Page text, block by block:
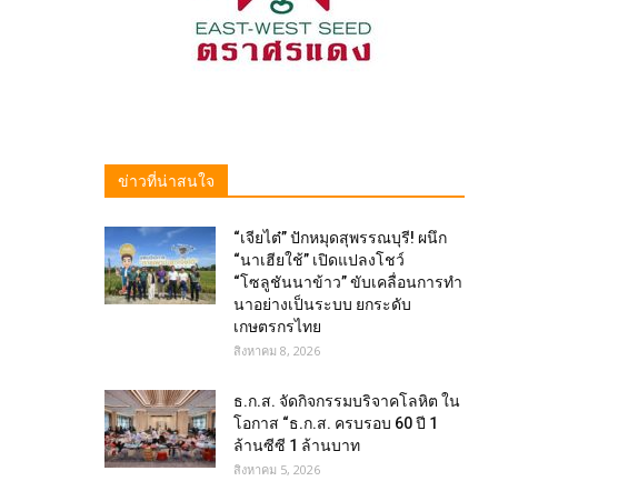
ข่าวที่น่าสนใจ
“เจียไต๋” ปักหมุดสุพรรณบุรี! ผนึก
“นาเฮียใช้” เปิดแปลงโชว์
“โซลูชันนาข้าว” ขับเคลื่อนการทำ
นาอย่างเป็นระบบ ยกระดับ
เกษตรกรไทย
สิงหาคม 8, 2026
ธ.ก.ส. จัดกิจกรรมบริจาคโลหิต ใน
โอกาส “ธ.ก.ส. ครบรอบ 60 ปี 1
ล้านซีซี 1 ล้านบาท
สิงหาคม 5, 2026